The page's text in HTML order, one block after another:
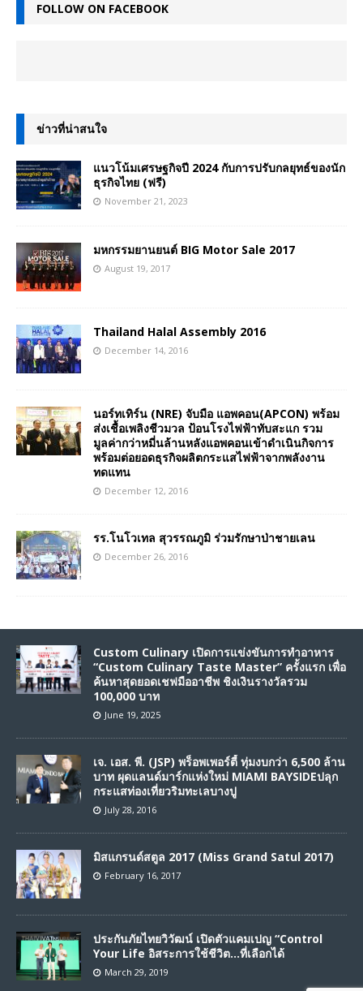
FOLLOW ON FACEBOOK
ข่าวที่น่าสนใจ
แนวโน้มเศรษฐกิจปี 2024 กับการปรับกลยุทธ์ของนัก
ธุรกิจไทย (ฟรี)
November 21, 2023
มหกรรมยานยนต์ BIG Motor Sale 2017
August 19, 2017
Thailand Halal Assembly 2016
December 14, 2016
นอร์ทเทิร์น (NRE) จับมือ แอพคอน(APCON) พร้อม
ส่งเชื้อเพลิงชีวมวล ป้อนโรงไฟฟ้าทับสะแก รวม
มูลค่ากว่าหมี่นล้านหลังแอพคอนเข้าดำเนินกิจการ
พร้อมต่อยอดธุรกิจผลิตกระแสไฟฟ้าจากพลังงาน
ทดแทน
December 12, 2016
รร.โนโวเทล สุวรรณภูมิ ร่วมรักษาป่าชายเลน
December 26, 2016
Custom Culinary เปิดการแข่งขันการทำอาหาร
“Custom Culinary Taste Master” ครั้งแรก เพื่อ
ค้นหาสุดยอดเชฟมืออาชีพ ชิงเงินรางวัลรวม
100,000 บาท
June 19, 2025
เจ. เอส. พี. (JSP) พร็อพเพอร์ตี้ ทุ่มงบกว่า 6,500 ล้าน
บาท ผุดแลนด์มาร์กแห่งใหม่ MIAMI BAYSIDEปลุก
กระแสท่องเที่ยวริมทะเลบางปู
July 28, 2016
มิสแกรนด์สตูล 2017 (Miss Grand Satul 2017)
February 16, 2017
ประกันภัยไทยวิวัฒน์ เปิดตัวแคมเปญ “Control
Your Life อิสระการใช้ชีวิต…ที่เลือกได้
March 29, 2019